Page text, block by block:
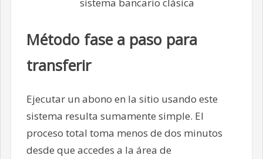
Método fase a paso para
transferir
Ejecutar un abono en la sitio usando este
sistema resulta sumamente simple. El
proceso total toma menos de dos minutos
desde que accedes a la área de